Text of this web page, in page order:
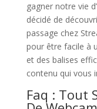
gagner notre vie
décidé de
passage chez
pour être facile à
et des balises
contenu qui vous
Faq : Tout